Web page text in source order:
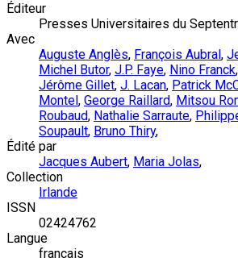
Éditeur
Presses Universitaires du
Avec
Auguste Anglès, François Aubral ,
Michel Butor, J.P. Faye, Nino Franck,
Jérôme Gillet, J. Lacan, Patrick
Montel , George Raillard, Mitsou
Roubaud, Nathalie Sarraute,
Soupault, Bruno Thiry,
Édité par
Jacques Aubert, Maria Jolas,
Collection
Irlande
ISSN
02424762
Langue
français